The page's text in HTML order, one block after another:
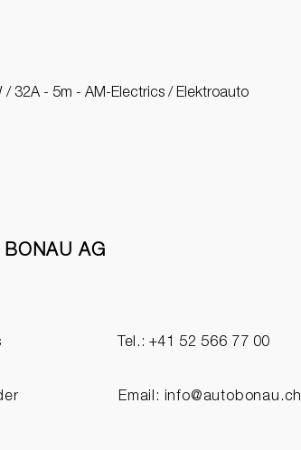
/ 32A - 5m - AM-Electrics / Elektroauto
BONAU AG
Tel.: +41 52 566 77 00
Email: info@autobonau.ch